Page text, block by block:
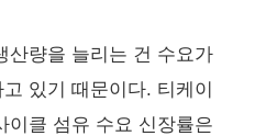
산량을 늘리는 건 수요가
있기 때문이다. 티케이
이클 섬유 수요 신장률은